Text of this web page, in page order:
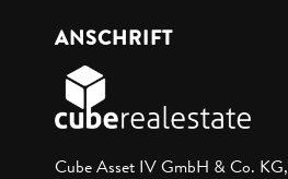
ANSCHRIFT
Cube Asset IV GmbH & Co. KG,